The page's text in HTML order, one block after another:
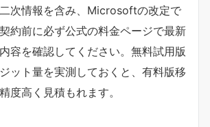
次情報を含み、Microsoftの改定で
約前に必ず公式の料金ページで最新
容を確認してください。無料試用版
ット量を実測しておくと、有料版移
度高く見積もれます。